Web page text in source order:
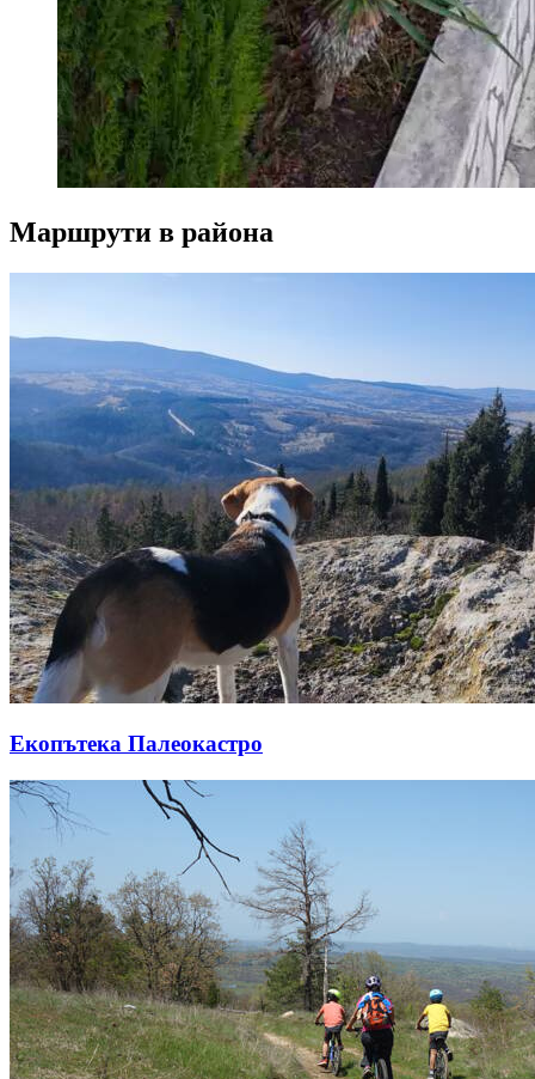
Маршрути в района
Екопътека Палеокастро